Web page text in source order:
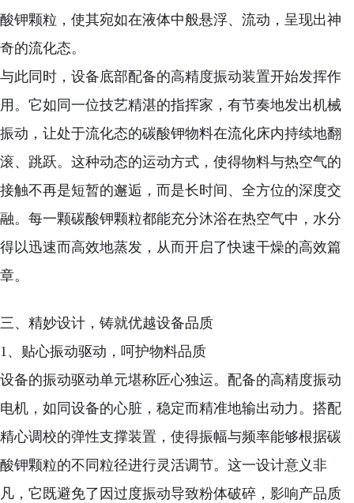
酸钾颗粒，使其宛如在液体中般悬浮、流动，呈现出神
奇的流化态。
与此同时，设备底部配备的高精度振动装置开始发挥作
用。它如同一位技艺精湛的指挥家，有节奏地发出机械
振动，让处于流化态的碳酸钾物料在流化床内持续地翻
滚、跳跃。这种动态的运动方式，使得物料与热空气的
接触不再是短暂的邂逅，而是长时间、全方位的深度交
融。每一颗碳酸钾颗粒都能充分沐浴在热空气中，水分
得以迅速而高效地蒸发，从而开启了快速干燥的高效篇
章。
三、精妙设计，铸就优越设备品质
1、贴心振动驱动，呵护物料品质
设备的振动驱动单元堪称匠心独运。配备的高精度振动
电机，如同设备的心脏，稳定而精准地输出动力。搭配
精心调校的弹性支撑装置，使得振幅与频率能够根据碳
酸钾颗粒的不同粒径进行灵活调节。这一设计意义非
凡，它既避免了因过度振动导致粉体破碎，影响产品质